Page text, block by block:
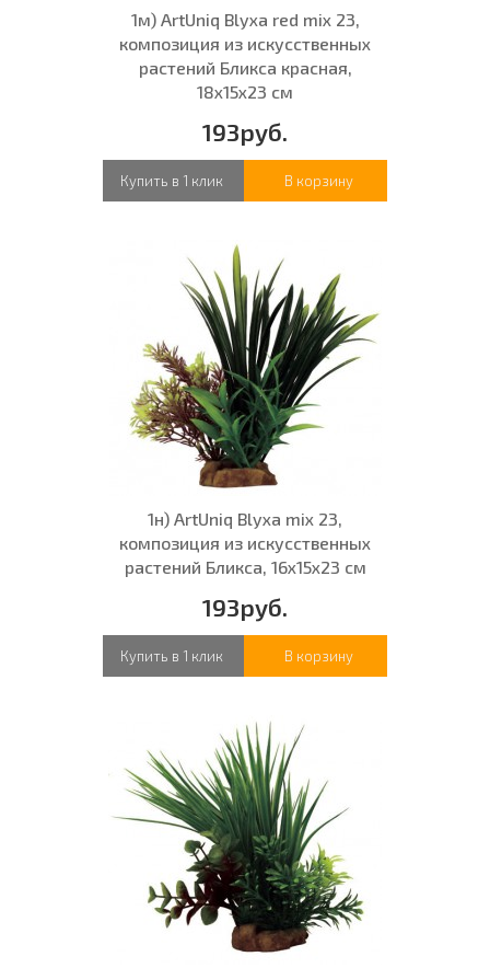
1м) ArtUniq Blyxa red mix 23,
композиция из искусственных
растений Бликса красная,
18x15x23 см
193руб.
Купить в 1 клик В корзину
1н) ArtUniq Blyxa mix 23,
композиция из искусственных
растений Бликса, 16x15x23 см
193руб.
Купить в 1 клик В корзину